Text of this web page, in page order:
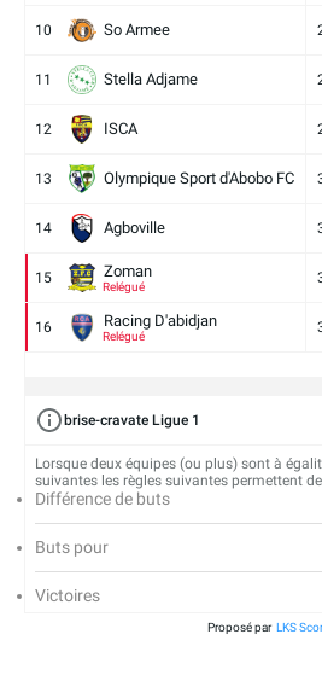
10 So Armee
11 Stella Adjame
12 ISCA
13 Olympique Sport d'Abobo FC
14 Agboville
15 Zoman
Relégué
16 Racing D'abidjan
Relégué
brise-cravate Ligue 1
Lorsque deux équipes (ou plus) sont à
suivantes les règles suivantes permettent
Différence de buts
Buts pour
Victoires
Proposé par LKS